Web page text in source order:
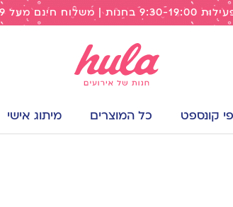
משלוח חינם מעל 299 ש"ח
קונספט כל המוצרים מיתוג אישי